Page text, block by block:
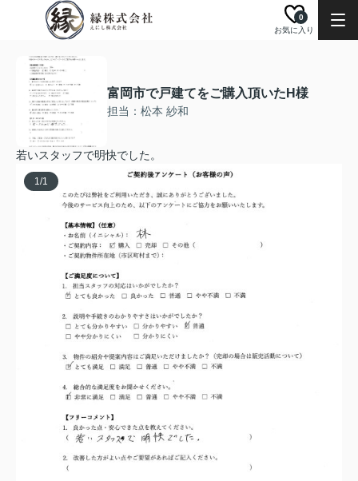
お気に入り
0
富岡市で戸建てをご購入頂いたH様
担当：松本 紗和
若いスタッフで明快でした。
1/1